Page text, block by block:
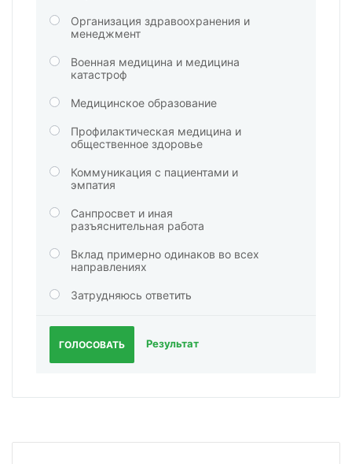
Организация здравоохранения и
менеджмент
Военная медицина и медицина
катастроф
Медицинское образование
Профилактическая медицина и
общественное здоровье
Коммуникация с пациентами и
эмпатия
Санпросвет и иная
разъяснительная работа
Вклад примерно одинаков во всех
направлениях
Затрудняюсь ответить
ГОЛОСОВАТЬ Результат